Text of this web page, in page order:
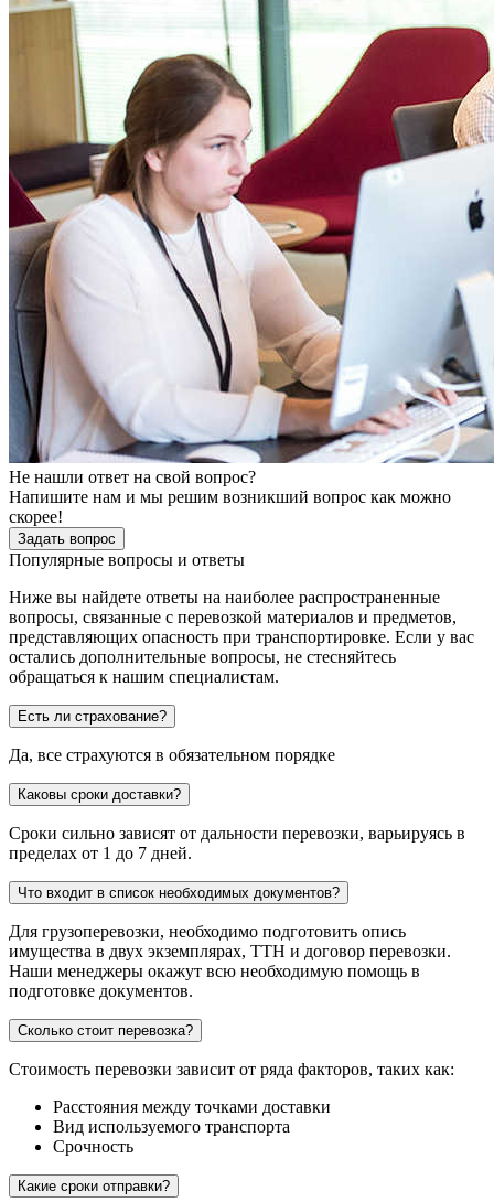
Не нашли ответ на свой вопрос?
Напишите нам и мы решим возникший вопрос как можно
скорее!
Задать вопрос
Популярные вопросы и ответы
Ниже вы найдете ответы на наиболее распространенные
вопросы, связанные с перевозкой материалов и предметов,
представляющих опасность при транспортировке. Если у вас
остались дополнительные вопросы, не стесняйтесь
обращаться к нашим специалистам.
Есть ли страхование?
Да, все страхуются в обязательном порядке
Каковы сроки доставки?
Сроки сильно зависят от дальности перевозки, варьируясь в
пределах от 1 до 7 дней.
Что входит в список необходимых документов?
Для грузоперевозки, необходимо подготовить опись
имущества в двух экземплярах, ТТН и договор перевозки.
Наши менеджеры окажут всю необходимую помощь в
подготовке документов.
Сколько стоит перевозка?
Стоимость перевозки зависит от ряда факторов, таких как:
Расстояния между точками доставки
Вид используемого транспорта
Срочность
Какие сроки отправки?